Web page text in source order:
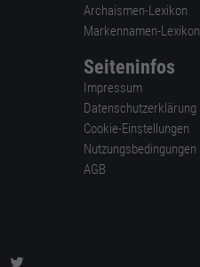
Archaismen-Lexikon
Markennamen-Lexikon
Seiteninfos
Impressum
Datenschutzerklärung
Cookie-Einstellungen
Nutzungsbedingungen
AGB